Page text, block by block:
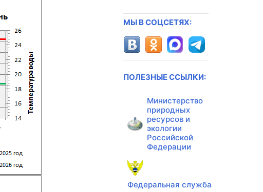
МЫ В СОЦСЕТЯХ:
ПОЛЕЗНЫЕ ССЫЛКИ:
Министерство
природных
ресурсов и
экологии
Российской
Федерации
Федеральная служба